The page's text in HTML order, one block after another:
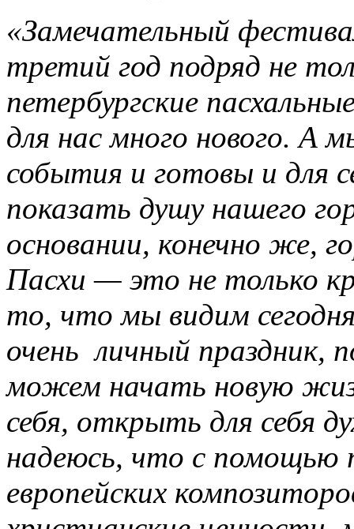
«Замечательный
третий год подряд не
петербургские
для нас много нового. А
события и готовы и для
показать душу нашего
основании, конечно же,
Пасхи — это не только
то, что мы видим
очень личный праздник,
можем начать новую
себя, открыть для себя
надеюсь, что с помощью
европейских